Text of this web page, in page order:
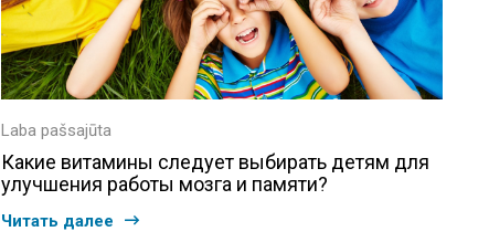
Laba pašsajūta
Какие витамины следует выбирать детям для
улучшения работы мозга и памяти?
Читать далее